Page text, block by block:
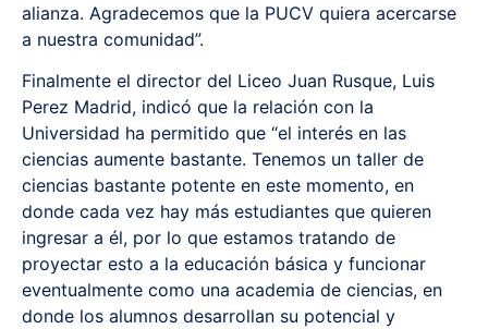
alianza. Agradecemos que la PUCV quiera acercarse
a nuestra comunidad”.
Finalmente el director del Liceo Juan Rusque, Luis
Perez Madrid, indicó que la relación con la
Universidad ha permitido que “el interés en las
ciencias aumente bastante. Tenemos un taller de
ciencias bastante potente en este momento, en
donde cada vez hay más estudiantes que quieren
ingresar a él, por lo que estamos tratando de
proyectar esto a la educación básica y funcionar
eventualmente como una academia de ciencias, en
donde los alumnos desarrollan su potencial y